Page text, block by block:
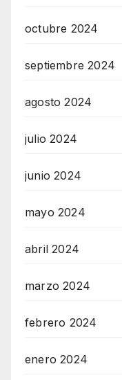
octubre 2024
septiembre 2024
agosto 2024
julio 2024
junio 2024
mayo 2024
abril 2024
marzo 2024
febrero 2024
enero 2024